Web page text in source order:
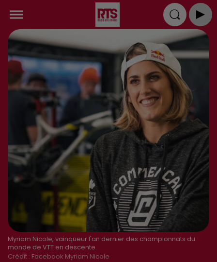
Myriam Nicole, vainqueur l'an dernier des championnats du
monde de VTT en descente.
Crédit : Facebook Myriam Nicole